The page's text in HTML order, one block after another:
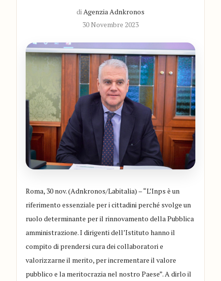
di Agenzia Adnkronos
30 Novembre 2023
Roma, 30 nov. (Adnkronos/Labitalia) – “L’Inps è un
riferimento essenziale per i cittadini perché svolge un
ruolo determinante per il rinnovamento della Pubblica
amministrazione. I dirigenti dell’Istituto hanno il
compito di prendersi cura dei collaboratori e
valorizzarne il merito, per incrementare il valore
pubblico e la meritocrazia nel nostro Paese”. A dirlo il